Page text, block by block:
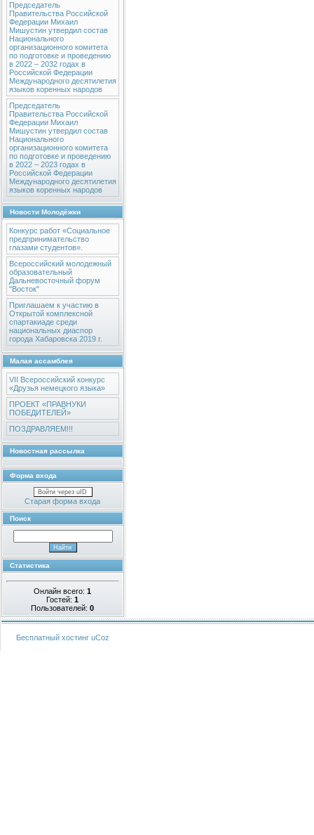
Председатель
Правительства Российской
Федерации Михаил
Мишустин утвердил состав
Национального
организационного комитета
по подготовке и проведению
в 2022 – 2032 годах в
Российской Федерации
Международного десятилетия
языков коренных народов
Председатель
Правительства Российской
Федерации Михаил
Мишустин утвердил состав
Национального
организационного комитета
по подготовке и проведению
в 2022 – 2023 годах в
Российской Федерации
Международного десятилетия
языков коренных народов
Новости Молодёжки
Конкурс работ «Социальное
предпринимательство
глазами студентов».
Всероссийский молодежный
образовательный
Дальневосточный форум
"Восток"
Приглашаем к участию в
Открытой комплексной
спартакиаде среди
национальных диаспор
города Хабаровска 2019 г.
Малая ассамблея
VII Всероссийский конкурс
«Друзья немецкого языка»
ПРОЕКТ «ПРАВНУКИ
ПОБЕДИТЕЛЕЙ»
ПОЗДРАВЛЯЕМ!!!
Новостная рассылка
Форма входа
Войти через uID
Старая форма входа
Поиск
Статистика
Онлайн всего:1
Гостей:1
Пользователей:0
Бесплатный хостинг uCoz